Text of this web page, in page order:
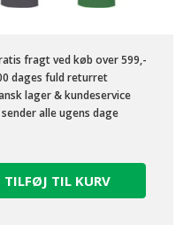
fragt ved køb over 599,-
dages fuld returret
lager & kundeservice
sender alle ugens dage
TILFØJ TIL KURV